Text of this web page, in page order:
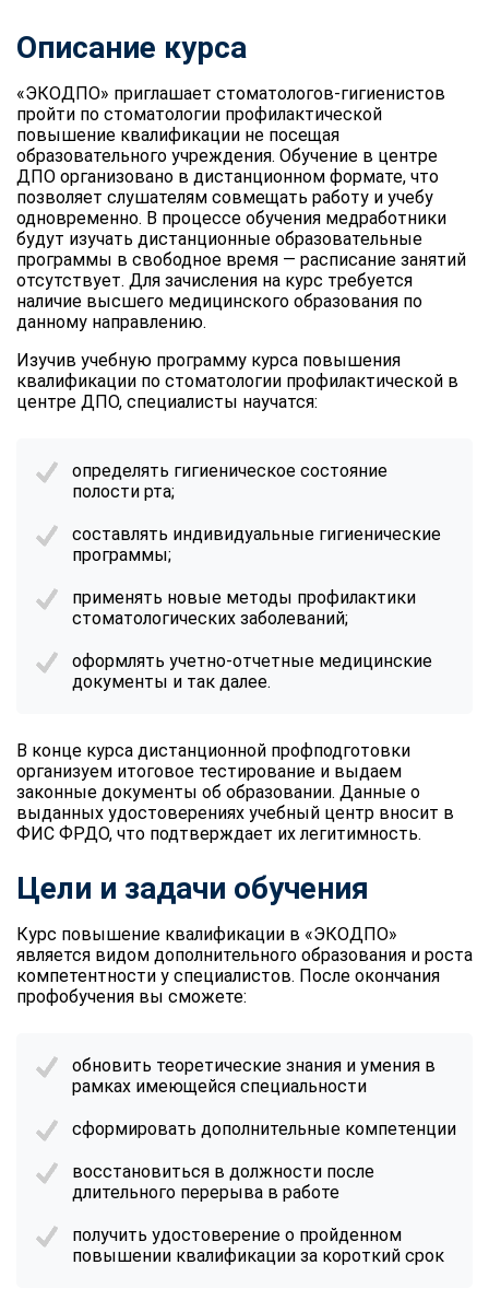
Описание курса
«ЭКОДПО» приглашает стоматологов-гигиенистов
пройти по стоматологии профилактической
повышение квалификации не посещая
образовательного учреждения. Обучение в центре
ДПО организовано в дистанционном формате, что
позволяет слушателям совмещать работу и учебу
одновременно. В процессе обучения медработники
будут изучать дистанционные образовательные
программы в свободное время — расписание занятий
отсутствует. Для зачисления на курс требуется
наличие высшего медицинского образования по
данному направлению.
Изучив учебную программу курса повышения
квалификации по стоматологии профилактической в
центре ДПО, специалисты научатся:
определять гигиеническое состояние
полости рта;
составлять индивидуальные гигиенические
программы;
применять новые методы профилактики
стоматологических заболеваний;
оформлять учетно-отчетные медицинские
документы и так далее.
В конце курса дистанционной профподготовки
организуем итоговое тестирование и выдаем
законные документы об образовании. Данные о
выданных удостоверениях учебный центр вносит в
ФИС ФРДО, что подтверждает их легитимность.
Цели и задачи обучения
Курс повышение квалификации в «ЭКОДПО»
является видом дополнительного образования и роста
компетентности у специалистов. После окончания
профобучения вы сможете:
обновить теоретические знания и умения в
рамках имеющейся специальности
сформировать дополнительные компетенции
восстановиться в должности после
длительного перерыва в работе
получить удостоверение о пройденном
повышении квалификации за короткий срок